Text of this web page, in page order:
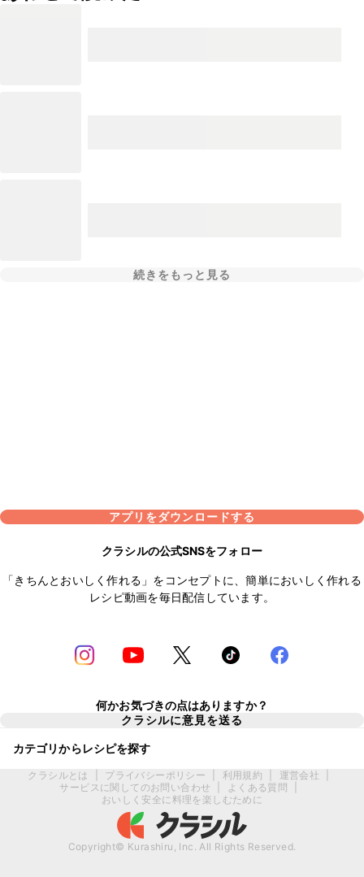
続きをもっと見る
アプリをダウンロードする
クラシルの公式SNSをフォロー
「きちんとおいしく作れる」をコンセプトに、簡単においしく作れる
レシピ動画を毎日配信しています。
何かお気づきの点はありますか？
クラシルに意見を送る
カテゴリからレシピを探す
クラシルとは プライバシーポリシー 利用規約 運営会社
サービスに関してのお問い合わせ
よくある質問
おいしく安全に料理を楽しむために
Copyright© Kurashiru, Inc. All Rights Reserved.